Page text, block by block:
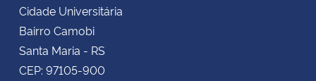
Cidade Universitária
Bairro Camobi
Santa Maria - RS
CEP: 97105-900